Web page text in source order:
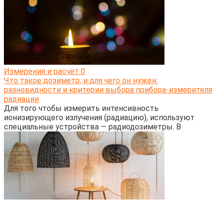
Измерения и расчёт 0
Что такое дозиметр, и для чего он нужен:
разновидности и критерии выбора прибора-измерителя
радиации
Для того чтобы измерить интенсивность
ионизирующего излучения (радиацию), используют
специальные устройства — радиодозиметры. В